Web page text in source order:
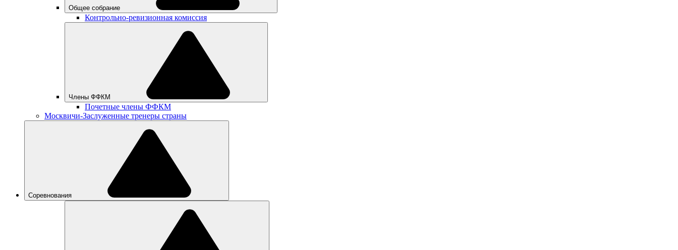
Общее собрание
Контрольно-ревизионная комиссия
Члены ФФКМ
Почетные члены ФФКМ
Москвичи-Заслуженные тренеры страны
Соревнования